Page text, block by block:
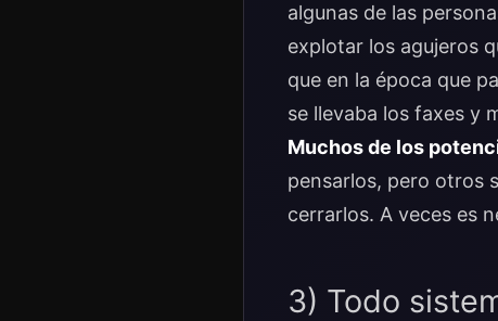
algunas de las
explotar los agujeros
que en la época que
se llevaba los faxes y
Muchos de los
pensarlos, pero otros
cerrarlos. A veces es
3) Todo